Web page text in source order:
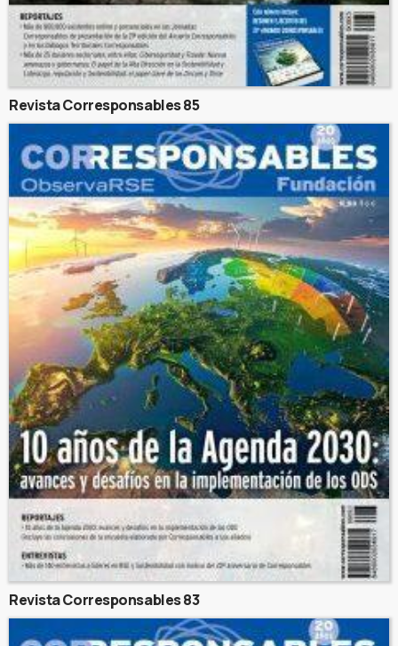
Revista Corresponsables 85
Revista Corresponsables 83